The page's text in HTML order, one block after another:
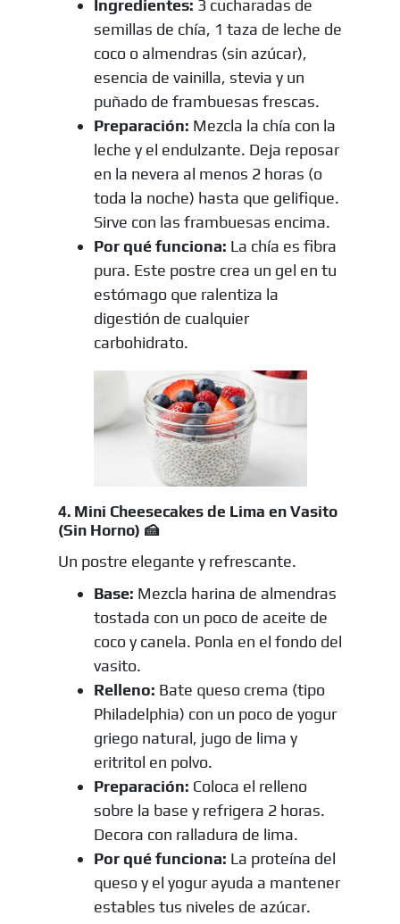
Ingredientes: 3 cucharadas de
semillas de chía, 1 taza de leche de
coco o almendras (sin azúcar),
esencia de vainilla, stevia y un
puñado de frambuesas frescas.
Preparación: Mezcla la chía con la
leche y el endulzante. Deja reposar
en la nevera al menos 2 horas (o
toda la noche) hasta que gelifique.
Sirve con las frambuesas encima.
Por qué funciona: La chía es fibra
pura. Este postre crea un gel en tu
estómago que ralentiza la
digestión de cualquier
carbohidrato.
4. Mini Cheesecakes de Lima en Vasito
(Sin Horno) 🍰
Un postre elegante y refrescante.
Base: Mezcla harina de almendras
tostada con un poco de aceite de
coco y canela. Ponla en el fondo del
vasito.
Relleno: Bate queso crema (tipo
Philadelphia) con un poco de yogur
griego natural, jugo de lima y
eritritol en polvo.
Preparación: Coloca el relleno
sobre la base y refrigera 2 horas.
Decora con ralladura de lima.
Por qué funciona: La proteína del
queso y el yogur ayuda a mantener
estables tus niveles de azúcar.